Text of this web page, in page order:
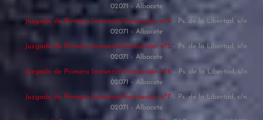
02071 - Albacete
Juzgado de Primera Instancia/Instrucción nº4 - Ps. de la Libertad, s/n
02071 - Albacete
Juzgado de Primera Instancia/Instrucción nº5 - Ps. de la Libertad, s/n
02071 - Albacete
Juzgado de Primera Instancia/Instrucción nº6 - Ps. de la Libertad, s/n
02071 - Albacete
Juzgado de Primera Instancia/Instrucción nº7 - Ps. de la Libertad, s/n
02071 - Albacete